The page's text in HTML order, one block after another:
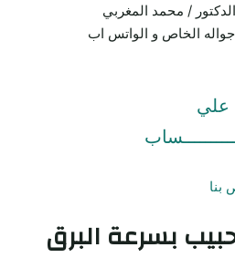
/ محمد المغربي
الخاص و الواتس اب
علي
بنا
بسرعة البرق